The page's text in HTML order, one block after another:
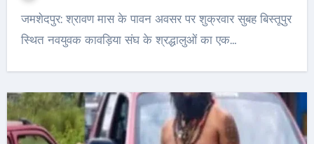
जमशेदपुर: श्रावण मास के पावन अवसर पर शुक्रवार सुबह बिस्तूपुर
स्थित नवयुवक कावड़िया संघ के श्रद्धालुओं का एक…